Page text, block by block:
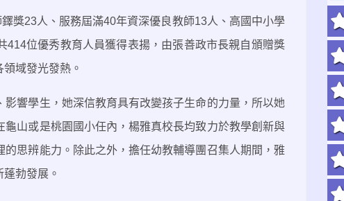
獎23人、服務屆滿40年資深優良教師13人、高國中小學
414位優秀教育人員獲得表揚，由張善政市長親自頒贈獎
域發光發熱。
響學生，她深信教育具有改變孩子生命的力量，所以她
山或是桃園國小任內，楊雅真校長均致力於教學創新與
思辨能力。除此之外，擔任幼教輔導團召集人期間，雅
勃發展。